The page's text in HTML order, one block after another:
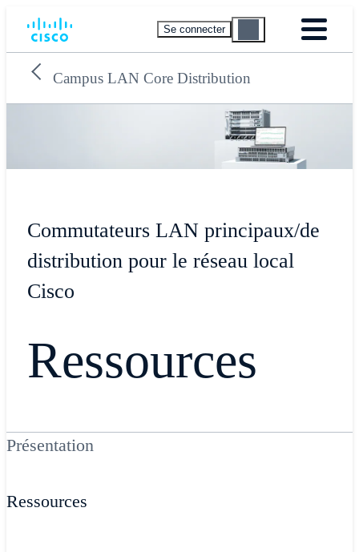
Se connecter
Campus LAN Core Distribution
Commutateurs LAN principaux/de
distribution pour le réseau local
Cisco
Ressources
Présentation
Ressources